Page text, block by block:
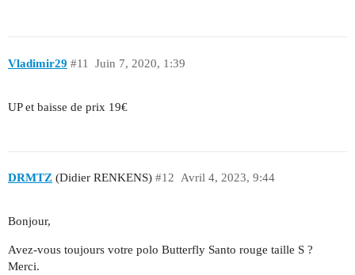
Vladimir29 Juin 7, 2020, 1:39
#11
UP et baisse de prix 19€
DRMTZ (Didier RENKENS) Avril 4, 2023, 9:44
#12
Bonjour,
Avez-vous toujours votre polo Butterfly Santo rouge taille S ?
Merci.